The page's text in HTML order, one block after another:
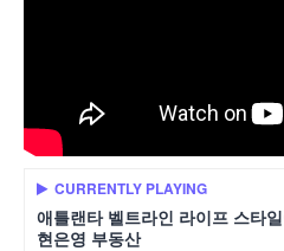
CURRENTLY PLAYING
애틀랜타 벨트라인 라이프 스타
현은영 부동산